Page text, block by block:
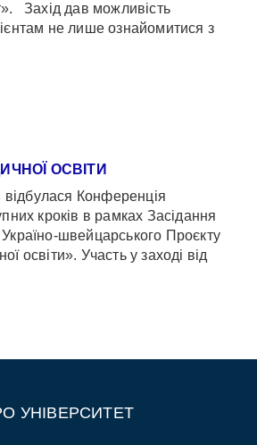
Захід дав можливість
не лише ознайомитися з
ОСВІТИ
відбулася Конференція
кроків в рамках Засідання
швейцарського Проєкту
освіти». Участь у заході від
УНІВЕРСИТЕТ